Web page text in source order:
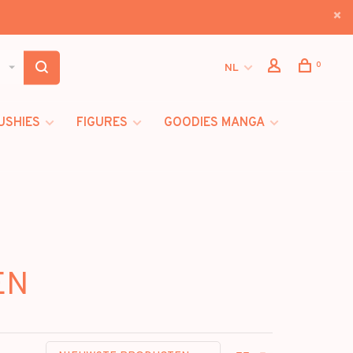
NL 0
FIGURES
GOODIES MANGA